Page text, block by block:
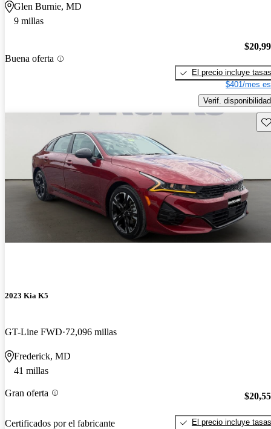
Glen Burnie, MD
9 millas
Buena oferta
El precio incluye tasas
$401/mes
Verif. disponibilidad
2023 Kia K5
GT-Line FWD 72,096 millas
Frederick, MD
41 millas
Gran oferta
Certificados por el fabricante
El precio incluye tasas